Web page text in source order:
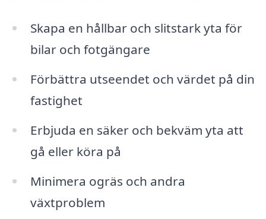
Skapa en hållbar och slitstark yta för
bilar och fotgängare
Förbättra utseendet och värdet på din
fastighet
Erbjuda en säker och bekväm yta att
gå eller köra på
Minimera ogräs och andra
växtproblem